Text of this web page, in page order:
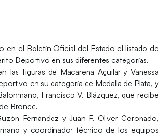
en el Boletín Oficial del Estado el listado de
Deportivo en sus diferentes categorías.
las figuras de Macarena AguilaryVanessa
en su categoría de Medalla de Plata, y
Francisco V. Blázquez, que recibe
Bronce.
Fernández yJuan F. Oliver Coronado,
y coordinador técnico de los equipos